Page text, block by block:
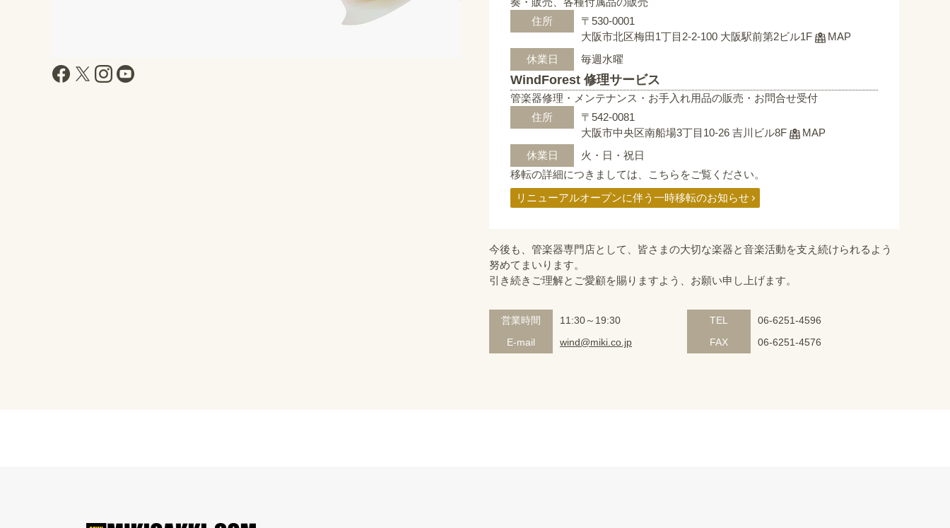
住所
〒530-0001
大阪市北区梅田1丁目2-2-100 大阪駅前第2ビル1F
MAP
休業日
毎週水曜
WindForest 修理サービス
管楽器修理・メンテナンス・お手入れ用品の販売・お問合せ受付
住所
〒542-0081
大阪市中央区南船場3丁目10-26 吉川ビル8F
MAP
休業日
火・日・祝日
移転の詳細につきましては、こちらをご覧ください。
リニューアルオープンに伴う一時移転のお知らせ
今後も、管楽器専門店として、皆さまの大切な楽器と音楽活動を支え続けられるよう
努めてまいります。
引き続きご理解とご愛顧を賜りますよう、お願い申し上げます。
営業時間 11:30～19:30 TEL
06-6251-4596
E-mail
wind@miki.co.jp FAX 06-6251-4576